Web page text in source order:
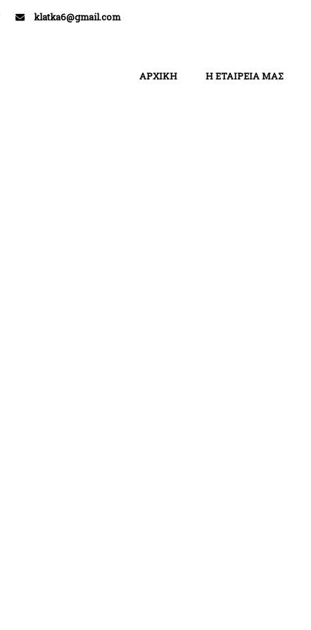
klatka6@gmail.com
ΑΡΧΙΚΗ Η ΕΤΑΙΡΕΙΑ ΜΑΣ